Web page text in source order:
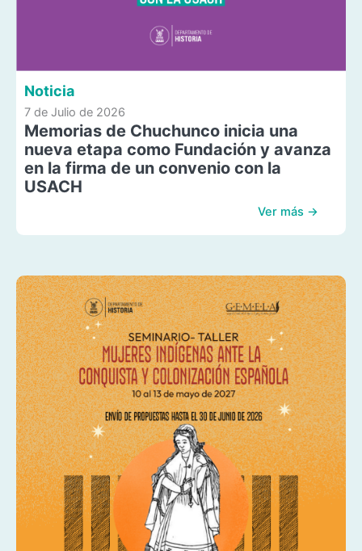
Noticia
7 de Julio de 2026
Memorias de Chuchunco inicia una
nueva etapa como Fundación y avanza
en la firma de un convenio con la
USACH
Ver más →